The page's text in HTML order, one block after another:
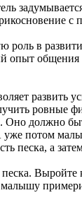
с
в
опыт
развить
ровные
должно
потом
песка, а